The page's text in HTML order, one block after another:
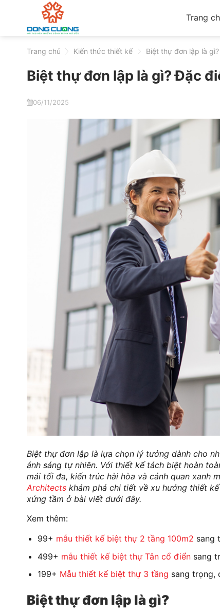
content
Trang
Trang chủ > Kiến thức thiết kế > Biệt thự đơn lập là
Biệt thự đơn lập là gì? Đặc
06/11/2025
Biệt thự đơn lập là lựa chọn lý tưởng dành cho
ánh sáng tự nhiên. Với thiết kế tách biệt hoàn
mái tối đa, kiến trúc hài hòa và cảnh quan xanh
Architects khám phá chi tiết về xu hướng thiết
xứng tầm ở bài viết dưới đây.
Xem thêm:
99+ mẫu thiết kế biệt thự 2 tầng 100m2 sang
499+ mẫu thiết kế biệt thự Tân cổ điểnsang
199+ Mẫu thiết kế biệt thự 3 tầng sang trọng,
Biệt thự đơn lập là gì?